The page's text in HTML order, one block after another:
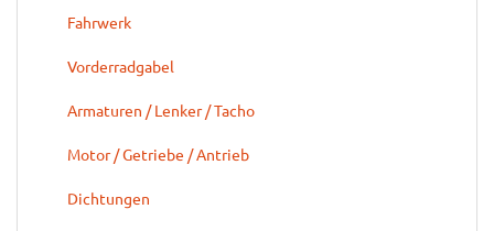
Fahrwerk
Vorderradgabel
Armaturen / Lenker / Tacho
Motor / Getriebe / Antrieb
Dichtungen